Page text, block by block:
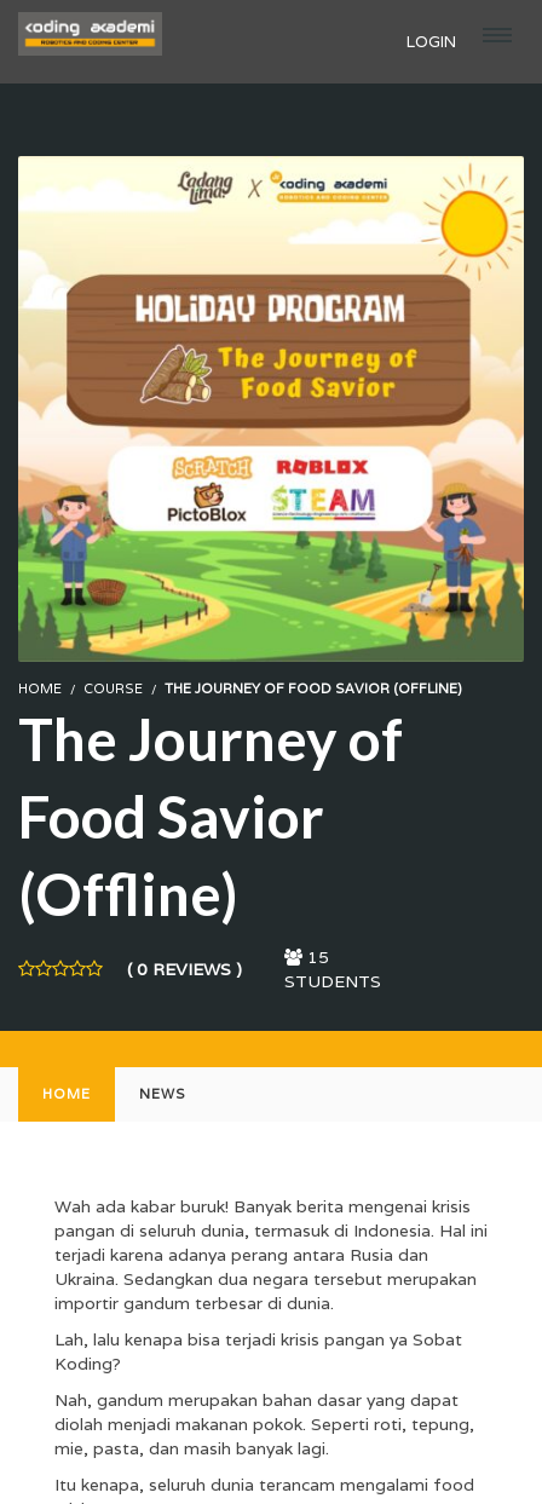
LOGIN
HOME COURSE THE JOURNEY OF FOOD SAVIOR (OFFLINE)
The Journey of
Food Savior
(Offline)
( 0 REVIEWS )
15
STUDENTS
HOME NEWS
Wah ada kabar buruk! Banyak berita mengenai krisis
pangan di seluruh dunia, termasuk di Indonesia. Hal ini
terjadi karena adanya perang antara Rusia dan
Ukraina. Sedangkan dua negara tersebut merupakan
importir gandum terbesar di dunia.
Lah, lalu kenapa bisa terjadi krisis pangan ya Sobat
Koding?
Nah, gandum merupakan bahan dasar yang dapat
diolah menjadi makanan pokok. Seperti roti, tepung,
mie, pasta, dan masih banyak lagi.
Itu kenapa, seluruh dunia terancam mengalami food